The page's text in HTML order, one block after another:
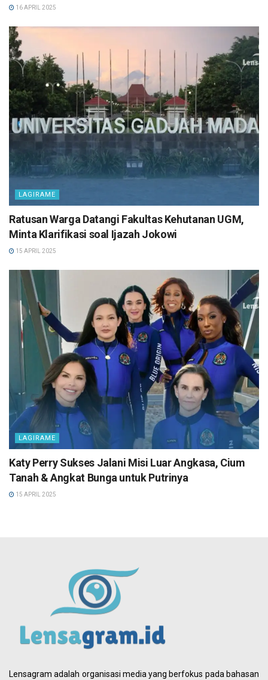
16 APRIL 2025
LAGIRAME
Ratusan Warga Datangi Fakultas Kehutanan UGM,
Minta Klarifikasi soal Ijazah Jokowi
15 APRIL 2025
LAGIRAME
Katy Perry Sukses Jalani Misi Luar Angkasa, Cium
Tanah & Angkat Bunga untuk Putrinya
15 APRIL 2025
Lensagram adalah organisasi media yang berfokus pada bahasan